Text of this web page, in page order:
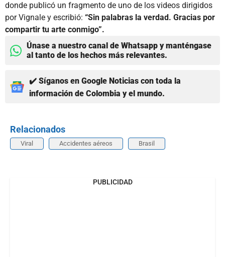
donde publicó un fragmento de uno de los videos dirigidos
por Vignale y escribió: “Sin palabras la verdad. Gracias por
compartir tu arte conmigo”.
Únase a nuestro canal de Whatsapp y manténgase
al tanto de los hechos más relevantes.
✔️ Síganos en Google Noticias con toda la
información de Colombia y el mundo.
Relacionados
Viral Accidentes aéreos Brasil
PUBLICIDAD